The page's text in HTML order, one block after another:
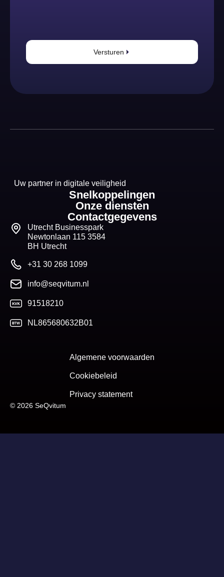
Versturen
Uw partner in digitale veiligheid
Snelkoppelingen
Onze diensten
Contactgegevens
Utrecht Businesspark
Newtonlaan 115 3584
BH Utrecht
+31 30 268 1099
info@seqvitum.nl
91518210
NL865680632B01
© 2026 SeQvitum
Algemene voorwaarden
Cookiebeleid
Privacy statement